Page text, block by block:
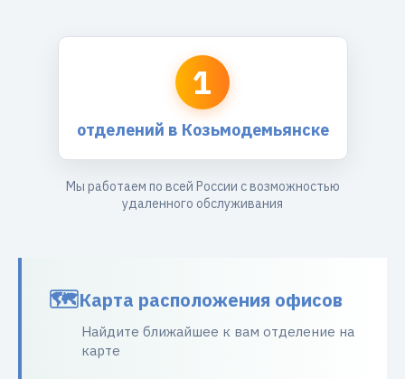
1
отделений в Козьмодемьянске
Мы работаем по всей России с возможностью
удаленного обслуживания
Карта расположения офисов
Найдите ближайшее к вам отделение на
карте